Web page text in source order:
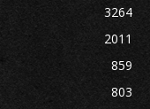
3264
2011
859
803